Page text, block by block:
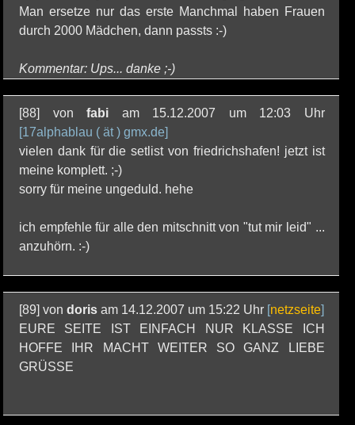
Man ersetze nur das erste Manchmal haben Frauen
durch 2000 Mädchen, dann passts :-)
Kommentar: Ups... danke ;-)
[88] vonfabi am 15.12.2007 um 12:03 Uhr
[17alphablau ( ät ) gmx.de]
vielen dank für die setlist von friedrichshafen! jetzt ist
meine komplett. ;-)
sorry für meine ungeduld. hehe
ich empfehle für alle den mitschnitt von "tut mir leid" ...
anzuhörn. :-)
[89] von doris am 14.12.2007 um 15:22 Uhr [netzseite]
EURE SEITE IST EINFACH NUR KLASSE ICH
HOFFE IHR MACHT WEITER SO GANZ LIEBE
GRÜSSE